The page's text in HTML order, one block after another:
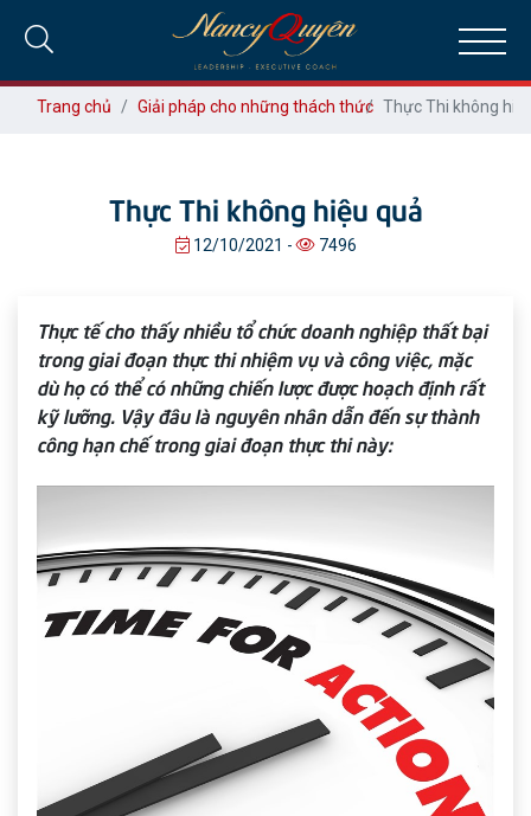
Trang chủ Giải pháp cho những thách thức Thực Thi không
Thực Thi không hiệu quả
12/10/2021 - 7496
Thực tế cho thấy nhiều tổ chức doanh nghiệp thất bại
trong giai đoạn thực thi nhiệm vụ và công việc, mặc
dù họ có thể có những chiến lược được hoạch định rất
kỹ lưỡng. Vậy đâu là nguyên nhân dẫn đến sự thành
công hạn chế trong giai đoạn thực thi này: